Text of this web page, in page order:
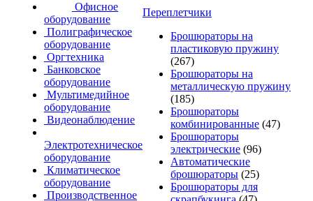
Офисное
оборудование
Полиграфическое
оборудование
Оргтехника
Банковское
оборудование
Мультимедийное
оборудование
Видеонаблюдение
Электротехническое
оборудование
Климатическое
оборудование
Производственное
Переплетчики
Брошюраторы на
пластиковую пружину
(267)
Брошюраторы на
металлическую пружину
(185)
Брошюраторы
комбинированные (47)
Брошюраторы
электрические (96)
Автоматические
брошюраторы (25)
Брошюраторы для